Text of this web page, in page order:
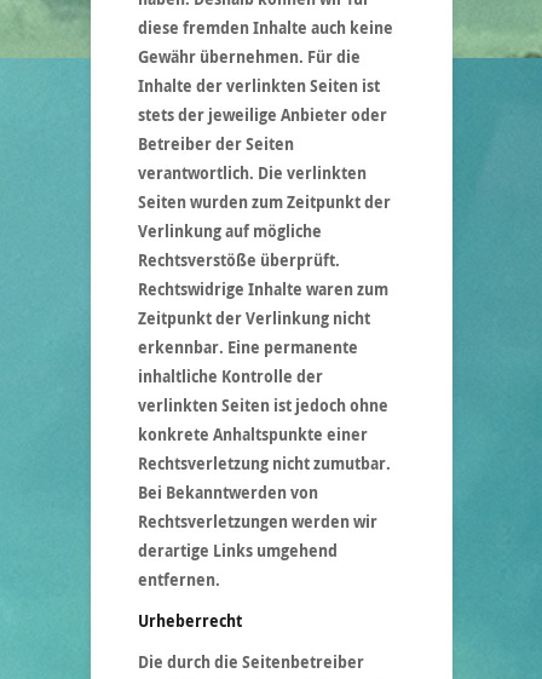
diese fremden Inhalte auch keine
Gewähr übernehmen. Für die
Inhalte der verlinkten Seiten ist
stets der jeweilige Anbieter oder
Betreiber der Seiten
verantwortlich. Die verlinkten
Seiten wurden zum Zeitpunkt der
Verlinkung auf mögliche
Rechtsverstöße überprüft.
Rechtswidrige Inhalte waren zum
Zeitpunkt der Verlinkung nicht
erkennbar. Eine permanente
inhaltliche Kontrolle der
verlinkten Seiten ist jedoch ohne
konkrete Anhaltspunkte einer
Rechtsverletzung nicht zumutbar.
Bei Bekanntwerden von
Rechtsverletzungen werden wir
derartige Links umgehend
entfernen.
Urheberrecht
Die durch die Seitenbetreiber